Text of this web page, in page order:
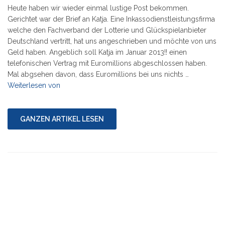
Heute haben wir wieder einmal lustige Post bekommen.
Gerichtet war der Brief an Katja. Eine Inkassodienstleistungsfirma
welche den Fachverband der Lotterie und Glückspielanbieter
Deutschland vertritt, hat uns angeschrieben und möchte von uns
Geld haben. Angeblich soll Katja im Januar 2013!! einen
telefonischen Vertrag mit Euromillions abgeschlossen haben.
Mal abgsehen davon, dass Euromillions bei uns nichts …
Weiterlesen von
Kanzlei
TCR
International"
GANZEN ARTIKEL LESEN